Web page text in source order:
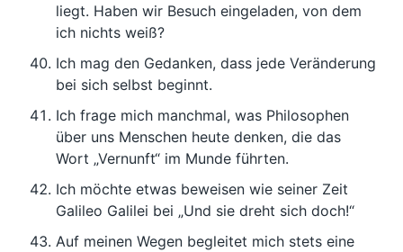
liegt. Haben wir Besuch eingeladen, von dem
ich nichts weiß?
Ich mag den Gedanken, dass jede Veränderung
bei sich selbst beginnt.
Ich frage mich manchmal, was Philosophen
über uns Menschen heute denken, die das
Wort „Vernunft“ im Munde führten.
Ich möchte etwas beweisen wie seiner Zeit
Galileo Galilei bei „Und sie dreht sich doch!“
Auf meinen Wegen begleitet mich stets eine